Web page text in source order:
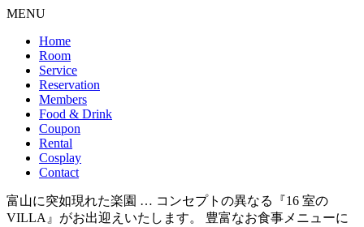
MENU
Home
Room
Service
Reservation
Members
Food & Drink
Coupon
Rental
Cosplay
Contact
富山に突如現れた楽園 … コンセプトの異なる『16 室の
VILLA』がお出迎えいたします。 豊富なお食事メニューに